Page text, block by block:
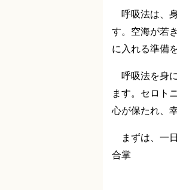
呼吸法は、
す。 空海が若
に入れる準備
呼吸法を身
ます。セロト
心が保たれ、
まずは、一
合掌